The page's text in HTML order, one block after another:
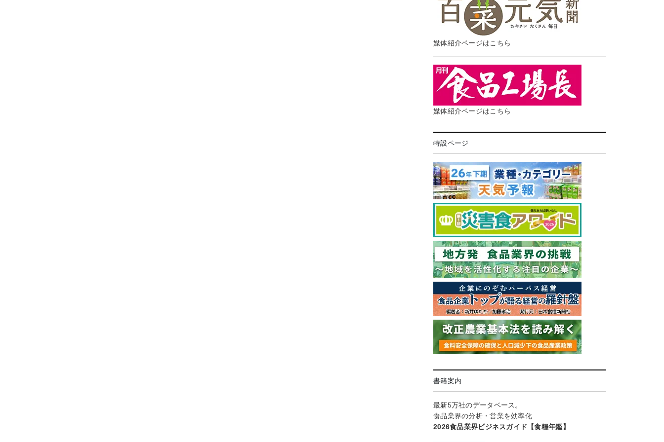
媒体紹介ページはこちら
媒体紹介ページはこちら
特設ページ
書籍案内
最新5万社のデータベース。
食品業界の分析・営業を効率化
2026食品業界ビジネスガイド【食糧年鑑】